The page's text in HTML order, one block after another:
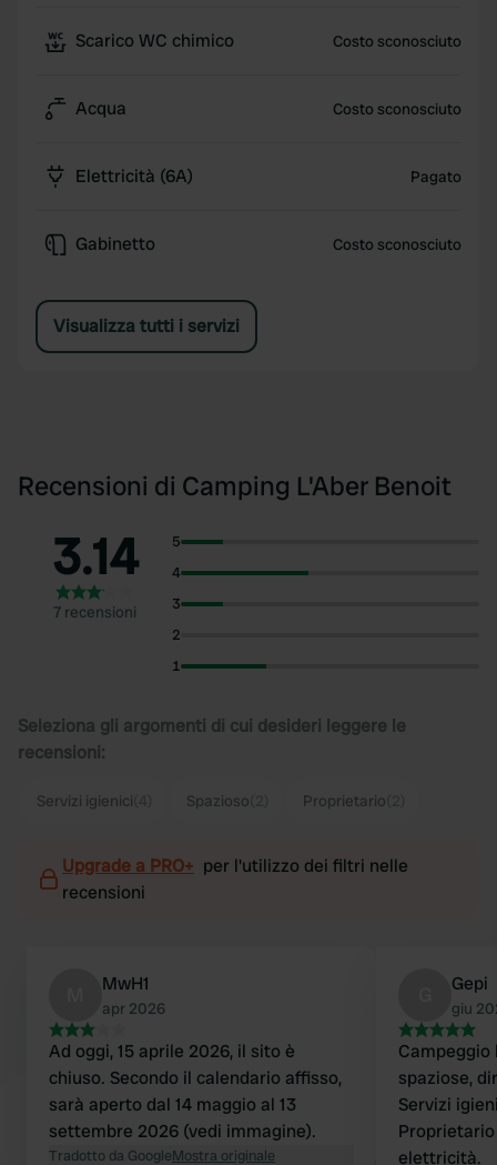
Scarico WC chimico Costo sconosciuto
Acqua Costo sconosciuto
Elettricità (6A) Pagato
Gabinetto Costo sconosciuto
Visualizza tutti i servizi
Recensioni di Camping L'Aber Benoit
3.14
7 recensioni
5
4
3
2
1
Seleziona gli argomenti di cui desideri leggere le
recensioni:
Servizi igienici Spazioso Proprietario
Upgrade a PRO+ per l'utilizzo dei filtri nelle
recensioni
MwH1
apr 2026
Ad oggi, 15 aprile 2026, il sito è
chiuso. Secondo il calendario affisso,
sarà aperto dal 14 maggio al 13
settembre 2026 (vedi immagine).
Tradotto da GoogleMostra originale
Gepi
giu
spaziose,
Servizi
elettricità.